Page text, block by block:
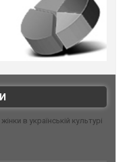
в українській культурі